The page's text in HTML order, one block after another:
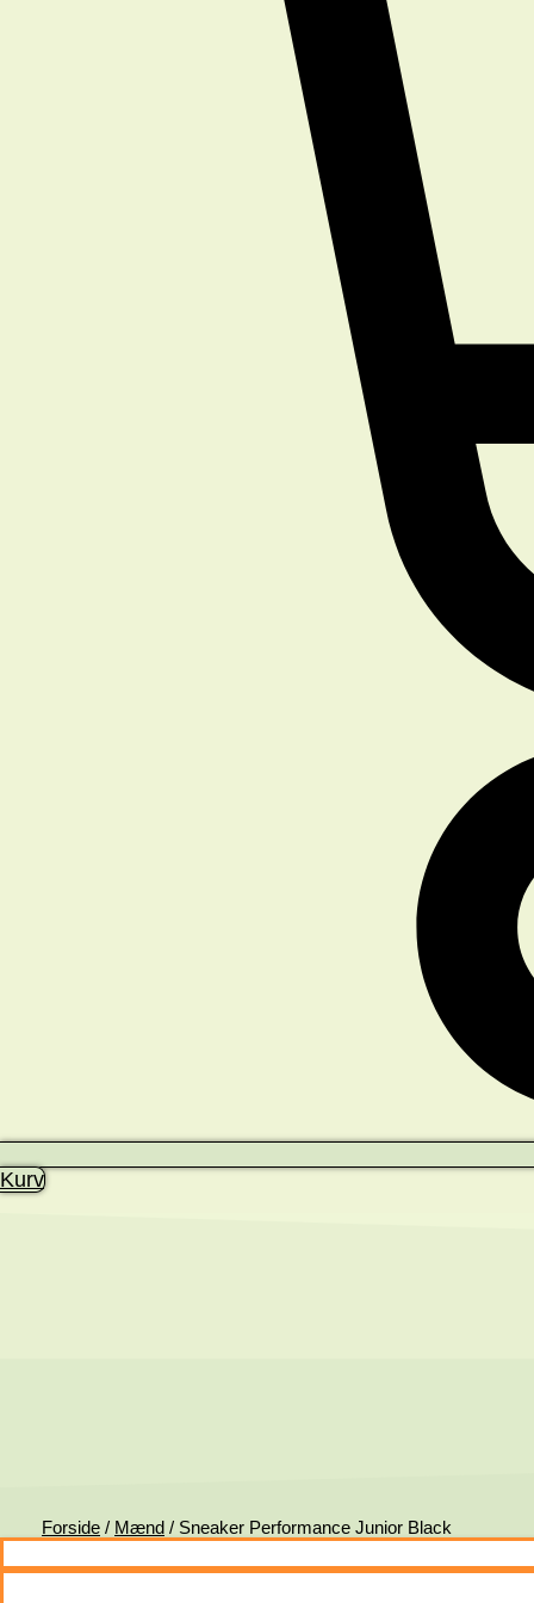
Kurv
Forside / Mænd / Sneaker Performance Junior Black